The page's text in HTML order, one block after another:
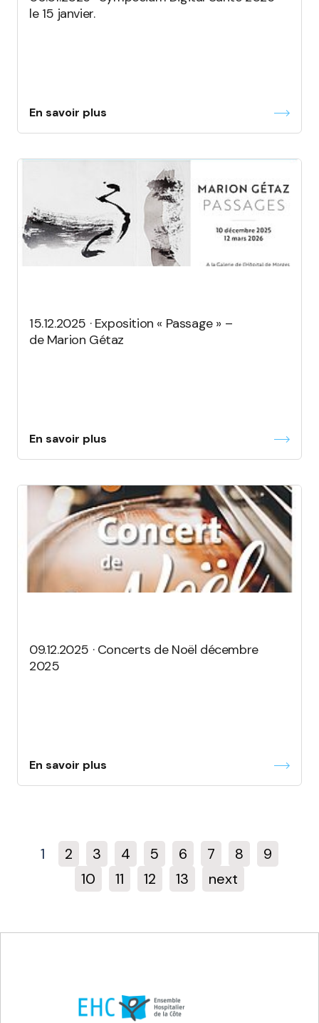
le 15 janvier.
En savoir plus
15.12.2025 · Exposition « Passage » –
de Marion Gétaz
En savoir plus
09.12.2025 · Concerts de Noël décembre
2025
En savoir plus
1 2 3 4 5 6 7 8
9
10
11 12 13 next